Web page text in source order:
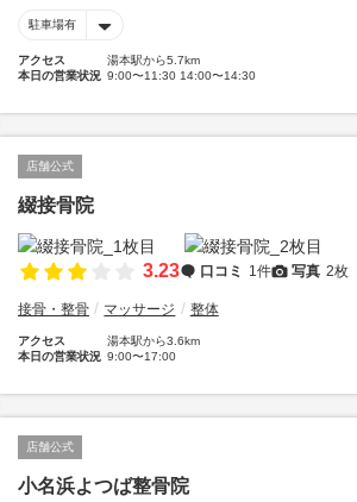
駐車場有
アクセス
湯本駅から5.7km
本日の営業状況 9:00〜11:30 14:00〜14:30
店舗公式
綴接骨院
3.23 口コミ 1件 写真 2枚
接骨・整骨 マッサージ 整体
アクセス
湯本駅から3.6km
本日の営業状況 9:00〜17:00
店舗公式
小名浜よつば整骨院